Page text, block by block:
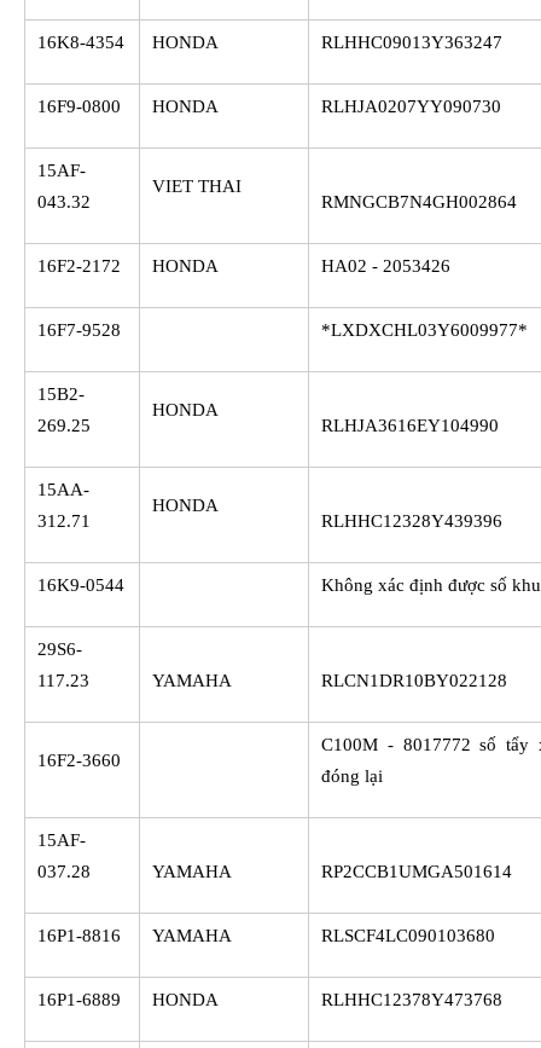
16K8-4354 HONDA RLHHC09013Y363247
16F9-0800 HONDA RLHJA0207YY090730
15AF-
043.32
VIET THAI
RMNGCB7N4GH002864
16F2-2172 HONDA HA02 - 2053426
16F7-9528 *LXDXCHL03Y6009977*
15B2-
269.25
HONDA
RLHJA3616EY104990
15AA-
312.71
HONDA
RLHHC12328Y439396
16K9-0544 Không xác định được số
29S6-
117.23
YAMAHA RLCN1DR10BY022128
16F2-3660
C100M - 8017772 số tẩy
đóng lại
15AF-
037.28
YAMAHA RP2CCB1UMGA501614
16P1-8816 YAMAHA RLSCF4LC090103680
16P1-6889 HONDA RLHHC12378Y473768